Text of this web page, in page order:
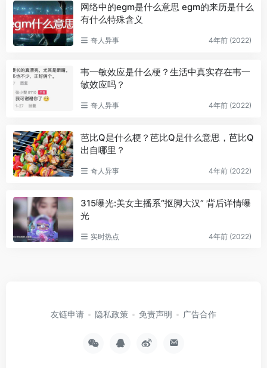
网络中的egm是什么意思 egm的来历是什么
有什么特殊含义
奇人异事 4年前 (2022)
韦一敏效应是什么梗？生活中真实存在韦一
敏效应吗？
奇人异事 4年前 (2022)
芭比Q是什么梗？芭比Q是什么意思，芭比Q
出自哪里？
奇人异事 4年前 (2022)
315曝光:美女主播系“抠脚大汉” 背后详情曝
光
实时热点 4年前 (2022)
友链申请 隐私政策 免责声明 广告合作